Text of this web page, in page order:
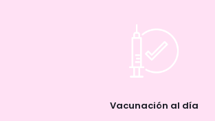
Vacunación al día